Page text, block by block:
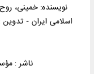
نویسنده: خمینی‌، روح
اسلامی ایران -
ناشر :